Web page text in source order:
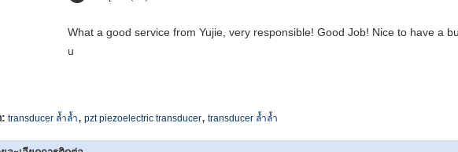
What a good service from Yujie, very responsible! Good Job! Nice to have a
u
transducer ล้ำล้ำ, pzt piezoelectric transducer, transducer ล้ำล้ำ